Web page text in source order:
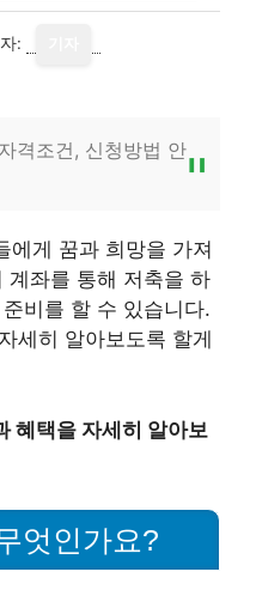
:
격조건, 신청방법 안
에게 꿈과 희망을 가져
계좌를 통해 저축을 하
비를 할 수 있습니다.
세히 알아보도록 할게
혜택을 자세히 알아보
엇인가요?